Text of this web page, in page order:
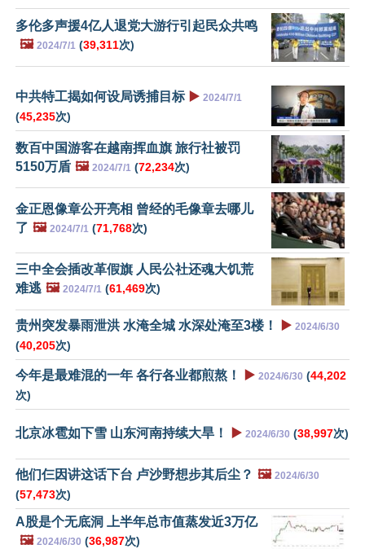
多伦多声援4亿人退党大游行引起民众共鸣
🖼️ 2024/7/1 (39,311次)
中共特工揭如何设局诱捕目标 ▶️ 2024/7/1
(45,235次)
数百中国游客在越南挥血旗 旅行社被罚
5150万盾 🖼️ 2024/7/1 (72,234次)
金正恩像章公开亮相 曾经的毛像章去哪儿
了 🖼️ 2024/7/1 (71,768次)
三中全会插改革假旗 人民公社还魂大饥荒
难逃 🖼️ 2024/7/1 (61,469次)
贵州突发暴雨泄洪 水淹全城 水深处淹至3楼！ ▶️ 2024/6/30
(40,205次)
今年是最难混的一年 各行各业都煎熬！ ▶️ 2024/6/30 (44,202
次)
北京冰雹如下雪 山东河南持续大旱！ ▶️ 2024/6/30 (38,997次)
他们仨因讲这话下台 卢沙野想步其后尘？ 🖼️ 2024/6/30
(57,473次)
A股是个无底洞 上半年总市值蒸发近3万亿
🖼️ 2024/6/30 (36,987次)